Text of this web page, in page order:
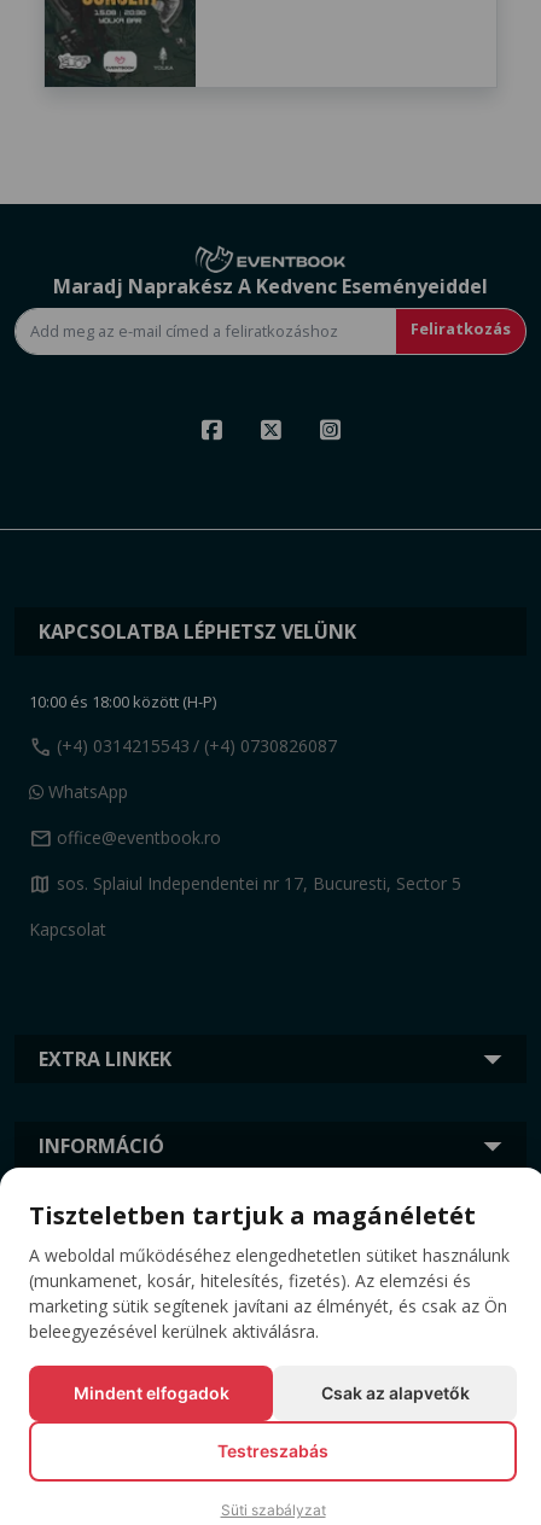
Maradj Naprakész A Kedvenc Eseményeiddel
Feliratkozás
EXTRA LINKEK
INFORMÁCIÓ
KAPCSOLATBA LÉPHETSZ VELÜNK
10:00 és 18:00 között (H-P)
call (+4) 0314215543 / (+4) 0730826087
WhatsApp
mail office@eventbook.ro
map sos. Splaiul Independentei nr 17, Bucuresti, Sector 5
Kapcsolat
CÍMKÉK
© Minden jog fenntartva EVENTBOOK SRL.
Tiszteletben tartjuk a magánéletét
A weboldal működéséhez elengedhetetlen sütiket használunk
(munkamenet, kosár, hitelesítés, fizetés). Az elemzési és
marketing sütik segítenek javítani az élményét, és csak az Ön
beleegyezésével kerülnek aktiválásra.
Mindent elfogadok Csak az alapvetők
Testreszabás
Süti szabályzat